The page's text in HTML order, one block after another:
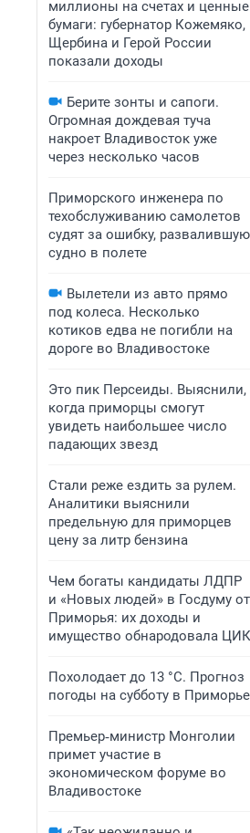
миллионы на счетах и ценные
бумаги: губернатор Кожемяко,
Щербина и Герой России
показали доходы
Берите зонты и сапоги.
Огромная дождевая туча
накроет Владивосток уже
через несколько часов
Приморского инженера по
техобслуживанию самолетов
судят за ошибку, развалившую
судно в полете
Вылетели из авто прямо
под колеса. Несколько
котиков едва не погибли на
дороге во Владивостоке
Это пик Персеиды. Выяснили,
когда приморцы смогут
увидеть наибольшее число
падающих звезд
Стали реже ездить за рулем.
Аналитики выяснили
предельную для приморцев
цену за литр бензина
Чем богаты кандидаты ЛДПР
и «Новых людей» в Госдуму от
Приморья: их доходы и
имущество обнародовала ЦИК
Похолодает до 13 °C. Прогноз
погоды на субботу в Приморье
Премьер‑министр Монголии
примет участие в
экономическом форуме во
Владивостоке